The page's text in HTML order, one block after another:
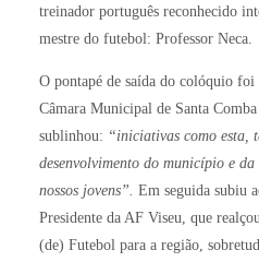
treinador português reconhecido
mestre do futebol: Professor Neca.
O pontapé de saída do colóquio foi
Câmara Municipal de Santa
sublinhou: “iniciativas como esta,
desenvolvimento do município e
nossos jovens”. Em seguida subiu
Presidente da AF Viseu, que
(de) Futebol para a região,